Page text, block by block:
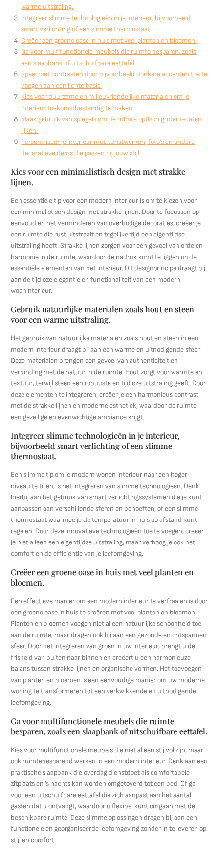
warme uitstraling.
Integreer slimme technologieën in je interieur, bijvoorbeeld
smart verlichting of een slimme thermostaat.
Creëer een groene oase in huis met veel planten en bloemen.
Ga voor multifunctionele meubels die ruimte besparen, zoals
een slaapbank of uitschuifbare eettafel.
Speel met contrasten door bijvoorbeeld donkere accenten toe te
voegen aan een lichte basis.
Kies voor duurzame en milieuvriendelijke materialen om je
interieur toekomstbestendig te maken.
Maak gebruik van spiegels om de ruimte optisch groter te laten
lijken.
Personaliseer je interieur met kunstwerken, foto’s en andere
decoratieve items die passen bij jouw stijl.
Kies voor een minimalistisch design met strakke
lijnen.
Een essentiële tip voor een modern interieur is om te kiezen voor
een minimalistisch design met strakke lijnen. Door te focussen op
eenvoud en het verminderen van overbodige decoraties, creëer je
een ruimte die rust uitstraalt en tegelijkertijd een eigentijdse
uitstraling heeft. Strakke lijnen zorgen voor een gevoel van orde en
harmonie in de ruimte, waardoor de nadruk komt te liggen op de
essentiële elementen van het interieur. Dit designprincipe draagt bij
aan de tijdloze elegantie en functionaliteit van een modern
wooninterieur.
Gebruik natuurlijke materialen zoals hout en steen
voor een warme uitstraling.
Het gebruik van natuurlijke materialen zoals hout en steen in een
modern interieur draagt bij aan een warme en uitnodigende sfeer.
Deze materialen brengen een gevoel van authenticiteit en
verbinding met de natuur in de ruimte. Hout zorgt voor warmte en
textuur, terwijl steen een robuuste en tijdloze uitstraling geeft. Door
deze elementen te integreren, creëer je een harmonieus contrast
met de strakke lijnen en moderne esthetiek, waardoor de ruimte
een gezellige en evenwichtige ambiance krijgt.
Integreer slimme technologieën in je interieur,
bijvoorbeeld smart verlichting of een slimme
thermostaat.
Een slimme tip om je modern wonen interieur naar een hoger
niveau te tillen, is het integreren van slimme technologieën. Denk
hierbij aan het gebruik van smart verlichtingssystemen die je kunt
aanpassen aan verschillende sferen en behoeften, of een slimme
thermostaat waarmee je de temperatuur in huis op afstand kunt
regelen. Door deze innovatieve technologieën toe te voegen, creëer
je niet alleen een eigentijdse uitstraling, maar verhoog je ook het
comfort en de efficiëntie van je leefomgeving.
Creëer een groene oase in huis met veel planten en
bloemen.
Een effectieve manier om een modern interieur te verfraaien is door
een groene oase in huis te creëren met veel planten en bloemen.
Planten en bloemen voegen niet alleen natuurlijke schoonheid toe
aan de ruimte, maar dragen ook bij aan een gezonde en ontspannen
sfeer. Door het integreren van groen in uw interieur, brengt u de
frisheid van buiten naar binnen en creëert u een harmonieuze
balans tussen strakke lijnen en organische vormen. Het toevoegen
van planten en bloemen is een eenvoudige manier om uw moderne
woning te transformeren tot een verkwikkende en uitnodigende
leefomgeving.
Ga voor multifunctionele meubels die ruimte
besparen, zoals een slaapbank of uitschuifbare eettafel.
Kies voor multifunctionele meubels die niet alleen stijlvol zijn, maar
ook ruimtebesparend werken in een modern interieur. Denk aan een
praktische slaapbank die overdag dienstdoet als comfortabele
zitplaats en ’s nachts kan worden omgetoverd tot een bed. Of ga
voor een uitschuifbare eettafel die zich aanpast aan het aantal
gasten dat u ontvangt, waardoor u flexibel kunt omgaan met de
beschikbare ruimte. Deze slimme oplossingen dragen bij aan een
functionele en georganiseerde leefomgeving zonder in te leveren op
stijl en comfort.